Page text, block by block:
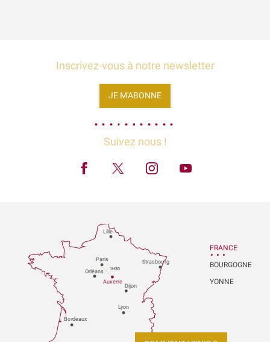
Inscrivez-vous à notre newsletter
JE M'ABONNE
Suivez nous !
Paris
Dijon
Orléans
Bordeaux
Lyon
Auxerre
Strasbourg
Lille
1H30
FRANCE
BOURGOGNE
YONNE